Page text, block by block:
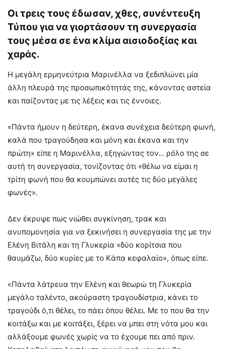
Οι τρεις τους έδωσαν, χθες, συνέντευξη
Τύπου για να γιορτάσουν τη συνεργασία
τους μέσα σε ένα κλίμα αισιοδοξίας και
χαράς.
Η μεγάλη ερμηνεύτρια Μαρινέλλα να ξεδιπλώνει μία
άλλη πλευρά της προσωπικότητάς της, κάνοντας αστεία
και παίζοντας με τις λέξεις και τις έννοιες.
«Πάντα ήμουν η δεύτερη, έκανα συνέχεια δεύτερη φωνή,
καλά που τραγούδησα και μόνη και έκανα και την
πρώτη» είπε η Μαρινέλλα, εξηγώντας τον… ρόλο της σε
αυτή τη συνεργασία, τονίζοντας ότι «θέλω να είμαι η
τρίτη φωνή που θα κουμπώνει αυτές τις δύο μεγάλες
φωνές».
Δεν έκρυψε πως νιώθει συγκίνηση, τρακ και
ανυπομονησία για να ξεκινήσει η συνεργασία της με την
Ελένη Βιτάλη και τη Γλυκερία «δύο κορίτσια που
θαυμάζω, δύο κυρίες με το Kάπα κεφαλαίο», όπως είπε.
«Πάντα λάτρευα την Ελένη και θεωρώ τη Γλυκερία
μεγάλο ταλέντο, ακούραστη τραγουδίστρια, κάνει το
τραγούδι ό,τι θέλει, το πάει όπου θέλει. Με το που θα την
κοιτάξω και με κοιτάξει, ξέρει να μπει στη νότα μου και
αλλάξουμε φωνές χωρίς να το έχουμε πει από πριν.